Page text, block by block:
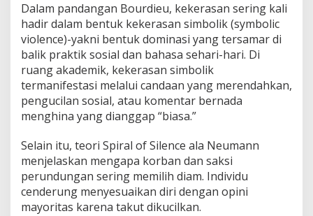
Dalam pandangan Bourdieu, kekerasan sering kali
hadir dalam bentuk kekerasan simbolik (symbolic
violence)-yakni bentuk dominasi yang tersamar di
balik praktik sosial dan bahasa sehari-hari. Di
ruang akademik, kekerasan simbolik
termanifestasi melalui candaan yang merendahkan,
pengucilan sosial, atau komentar bernada
menghina yang dianggap “biasa.”
Selain itu, teori Spiral of Silence ala Neumann
menjelaskan mengapa korban dan saksi
perundungan sering memilih diam. Individu
cenderung menyesuaikan diri dengan opini
mayoritas karena takut dikucilkan.